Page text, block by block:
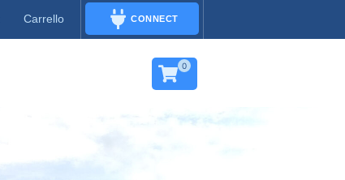
Carrello CONNECT
0